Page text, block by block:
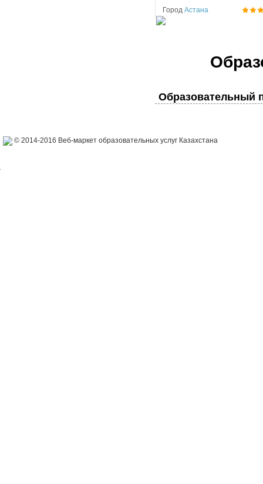
Город Астана
Образовательный
© 2014-2016 Веб-маркет образовательных услуг Казахстана